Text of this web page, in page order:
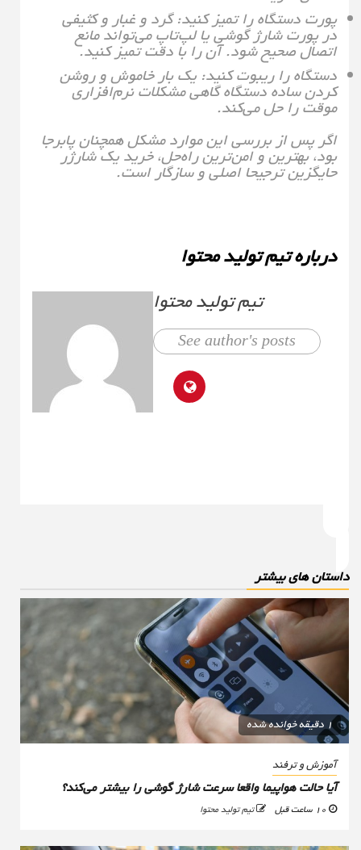
پورت دستگاه را تمیز کنید: گرد و غبار و کثیفی
در پورت شارژ گوشی یا لپ‌تاپ می‌تواند مانع
اتصال صحیح شود. آن را با دقت تمیز کنید.
دستگاه را ریبوت کنید: یک بار خاموش و روشن
کردن ساده دستگاه گاهی مشکلات نرم‌افزاری
موقت را حل می‌کند.
اگر پس از بررسی این موارد مشکل همچنان پابرجا
بود، بهترین و امن‌ترین راه‌حل، خرید یک شارژر
جایگزین ترجیحا اصلی و سازگار است.
درباره تیم تولید محتوا
تیم تولید محتوا
See author's posts
های بیشتر
1 دقیقه خوانده شده
آموزش و ترفند
آیا حالت هواپیما واقعا سرعت شارژ گوشی را بیشتر می‌کند؟
تیم تولید محتوا